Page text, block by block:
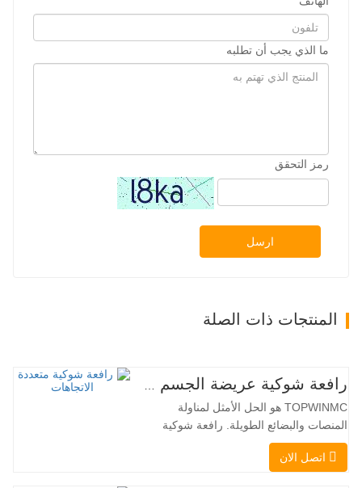
ما الذي يجب أن تطلبه
رمز التحقق
ارسل
المنتجات ذات الصلة
TOPWINMC هو الحل الأمثل لمناولة
المنصات والبضائع الطويلة. رافعة شوكية
ثنائية الاستخدام، تجمع بين مزايا الرافعة
الشوكية والرافعة الجانبية. محركها الكهربائي
اتصل الان